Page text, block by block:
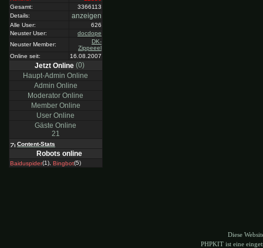
Gesamt:
3366113
Details:
anzeigen
Alle User:
626
Neuster User:
docdope
Neuster Member:
DK-
Zippeeel
Online seit:
16.08.2007
Jetzt Online (0)
Haupt-Admin Online
Admin Online
Moderator Online
Member Online
User Online
Gäste Online
21
Content-Stats
Robots online
Baiduspider(1), Bingbot(5)
Diese
PHPKIT ist eine